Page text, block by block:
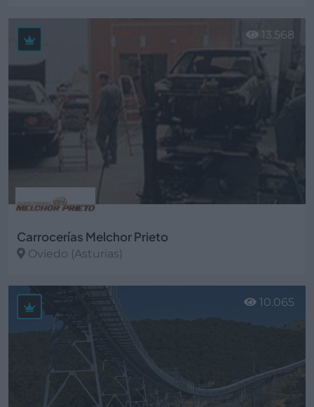
Carrocerías Melchor Prieto
Oviedo (Asturias)
Ver más
13.568
10.065